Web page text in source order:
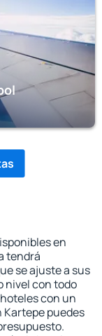
en
tendrá
se ajuste a sus
nivel con todo
con un
Kartepe puedes